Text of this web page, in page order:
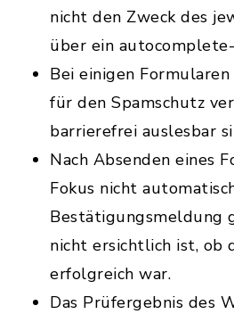
nicht den Zweck des
über ein
Bei einigen
für den Spamschutz
barrierefrei auslesbar
Nach Absenden eines
Fokus nicht
Bestätigungsmeldung
nicht ersichtlich ist, ob
erfolgreich war.
Das Prüfergebnis des